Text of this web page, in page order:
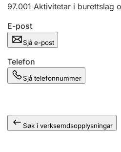
97.001 Aktivitetar i burettslag
E-post
Sjå e-post
Telefon
Sjå telefonnummer
Søk i verksemdsopplysningar